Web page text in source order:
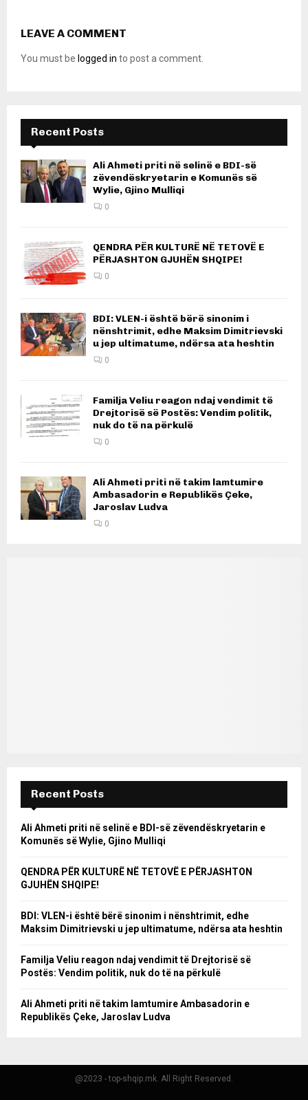
LEAVE A COMMENT
You must be logged in to post a comment.
Recent Posts
Ali Ahmeti priti në selinë e BDI-së
zëvendëskryetarin e Komunës së
Wylie, Gjino Mulliqi
0
QENDRA PËR KULTURË NË TETOVË E
PËRJASHTON GJUHËN SHQIPE!
0
BDI: VLEN-i është bërë sinonim i
nënshtrimit, edhe Maksim Dimitrievski
u jep ultimatume, ndërsa ata heshtin
0
Familja Veliu reagon ndaj vendimit të
Drejtorisë së Postës: Vendim politik,
nuk do të na përkulë
0
Ali Ahmeti priti në takim lamtumire
Ambasadorin e Republikës Çeke,
Jaroslav Ludva
0
Recent Posts
Ali Ahmeti priti në selinë e BDI-së zëvendëskryetarin e
Komunës së Wylie, Gjino Mulliqi
QENDRA PËR KULTURË NË TETOVË E PËRJASHTON
GJUHËN SHQIPE!
BDI: VLEN-i është bërë sinonim i nënshtrimit, edhe
Maksim Dimitrievski u jep ultimatume, ndërsa ata heshtin
Familja Veliu reagon ndaj vendimit të Drejtorisë së
Postës: Vendim politik, nuk do të na përkulë
Ali Ahmeti priti në takim lamtumire Ambasadorin e
Republikës Çeke, Jaroslav Ludva
@2023 - top-shqip.mk. All Right Reserved.